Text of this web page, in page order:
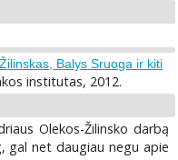
Balys Sruoga ir kiti
institutas, 2012.
Olekos-Žilinsko darbą
gal net daugiau negu apie